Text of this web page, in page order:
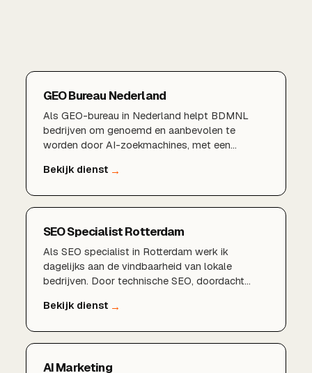
GEO Bureau Nederland
Als GEO-bureau in Nederland helpt BDMNL
bedrijven om genoemd en aanbevolen te
worden door AI-zoekmachines, met een
SEO Specialist Rotterdam
Als SEO specialist in Rotterdam werk ik
dagelijks aan de vindbaarheid van lokale
bedrijven. Door technische SEO, doordacht
Bedrijfsprofiel en lokale content te combineren,
AI Marketing